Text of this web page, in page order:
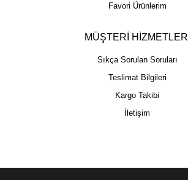
Favori Ürünlerim
MÜŞTERİ HİZMETLERİ
Sıkça Sorulan Soruları
Teslimat Bilgileri
Kargo Takibi
İletişim